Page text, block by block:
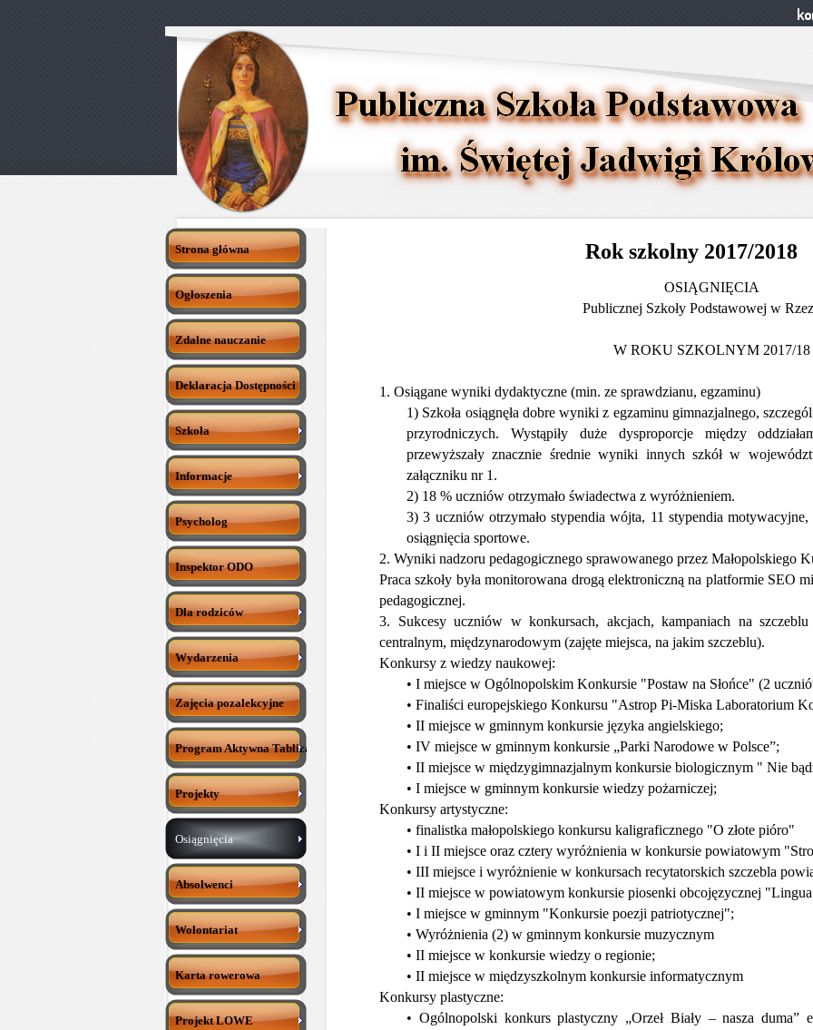
Strona główna
Ogłoszenia
Zdalne nauczanie
Deklaracja Dostępności
Szkoła
Informacje
Psycholog
Inspektor ODO
Dla rodziców
Wydarzenia
Zajęcia pozalekcyjne
Program Aktywna Tablica
Projekty
Osiągnięcia
Absolwenci
Wolontariat
Karta rowerowa
Projekt LOWE
Rok szkolny 2017/2018
OSIĄGNIĘCIA
Publicznej Szkoły Podstawowej w
W ROKU SZKOLNYM 2017/18
1. Osiągane wyniki dydaktyczne (min. ze sprawdzianu, egzaminu)
1) Szkoła osiągnęła dobre wyniki z egzaminu gimnazjalnego,
przyrodniczych. Wystąpiły duże dysproporcje między
przewyższały znacznie średnie wyniki innych szkół w
załączniku nr 1.
2) 18 % uczniów otrzymało świadectwa z wyróżnieniem.
3) 3 uczniów otrzymało stypendia wójta, 11 stypendia
osiągnięcia sportowe.
2. Wyniki nadzoru pedagogicznego sprawowanego przez Małopolskiego
Praca szkoły była monitorowana drogą elektroniczną na platformie SEO
pedagogicznej.
3. Sukcesy uczniów w konkursach, akcjach, kampaniach na
centralnym, międzynarodowym (zajęte miejsca, na jakim szczeblu).
Konkursy z wiedzy naukowej:
• I miejsce w Ogólnopolskim Konkursie "Postaw na Słońce" (2
• Finaliści europejskiego Konkursu "Astrop Pi-Miska Laboratorium
• II miejsce w gminnym konkursie języka angielskiego;
• IV miejsce w gminnym konkursie „Parki Narodowe w Polsce”;
• II miejsce w międzygimnazjalnym konkursie biologicznym " Nie
• I miejsce w gminnym konkursie wiedzy pożarniczej;
Konkursy artystyczne:
• finalistka małopolskiego konkursu kaligraficznego "O złote pióro"
• I i II miejsce oraz cztery wyróżnienia w konkursie powiatowym
• III miejsce i wyróżnienie w konkursach recytatorskich szczebla
• II miejsce w powiatowym konkursie piosenki obcojęzycznej
• I miejsce w gminnym "Konkursie poezji patriotycznej";
• Wyróżnienia (2) w gminnym konkursie muzycznym
• II miejsce w konkursie wiedzy o regionie;
• II miejsce w międzyszkolnym konkursie informatycznym
Konkursy plastyczne:
• Ogólnopolski konkurs plastyczny „Orzeł Biały – nasza duma”